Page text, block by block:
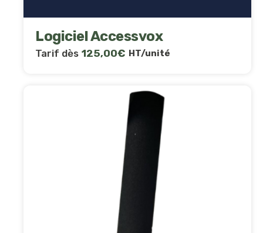
Logiciel Accessvox
Tarif dès 125,00€ HT/unité